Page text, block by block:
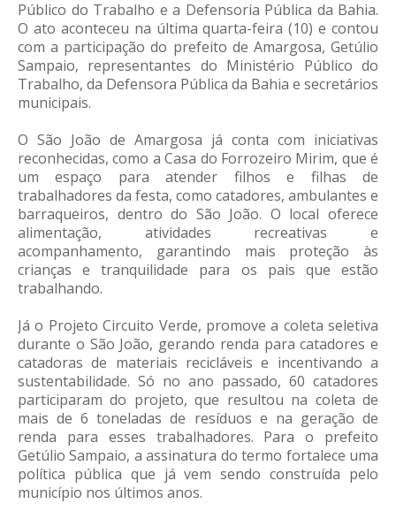
Público do Trabalho e a Defensoria Pública da Bahia.
O ato aconteceu na última quarta-feira (10) e contou
com a participação do prefeito de Amargosa, Getúlio
Sampaio, representantes do Ministério Público do
Trabalho, da Defensora Pública da Bahia e secretários
municipais.
O São João de Amargosa já conta com iniciativas
reconhecidas, como a Casa do Forrozeiro Mirim, que é
um espaço para atender filhos e filhas de
trabalhadores da festa, como catadores, ambulantes e
barraqueiros, dentro do São João. O local oferece
alimentação, atividades recreativas e
acompanhamento, garantindo mais proteção às
crianças e tranquilidade para os pais que estão
trabalhando.
Já o Projeto Circuito Verde, promove a coleta seletiva
durante o São João, gerando renda para catadores e
catadoras de materiais recicláveis e incentivando a
sustentabilidade. Só no ano passado, 60 catadores
participaram do projeto, que resultou na coleta de
mais de 6 toneladas de resíduos e na geração de
renda para esses trabalhadores. Para o prefeito
Getúlio Sampaio, a assinatura do termo fortalece uma
política pública que já vem sendo construída pelo
município nos últimos anos.